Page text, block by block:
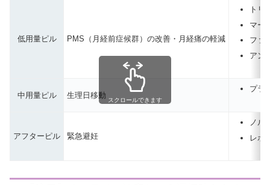
低用量ピル PMS（月経前症候群）の改善・月経痛の軽減
トリ
マー
ファ
アン
中用量ピル 生理日移動
プラ
アフターピル 緊急避妊
ノル
レボ
スクロールできます